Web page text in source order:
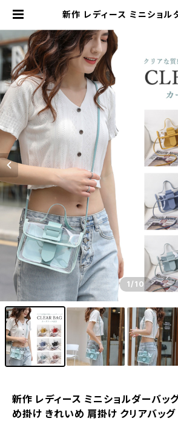
新作 レディース ミニショル
肩掛け クリアバッグ |
1 /10
新作 レディース ミニショルダーバッ
め掛け きれいめ 肩掛け クリアバッグ